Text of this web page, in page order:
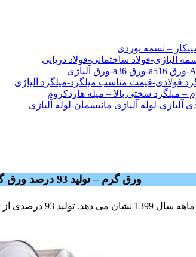
– تسمه نوردی
آلیاژی-فولاد ساختمانی-فولاد دریایی
فولادی-قیمت مناسب میلگرد-میلگرد آلیاژی
میلگرد سختی بالا – میله هاردکروم
آلیاژی-لوله آلیاژی مانیسمان-لوله آلیاژی
ورق گرم – تولید 93 درصد ورق گرم کشور در گروه فولاد مبارکه